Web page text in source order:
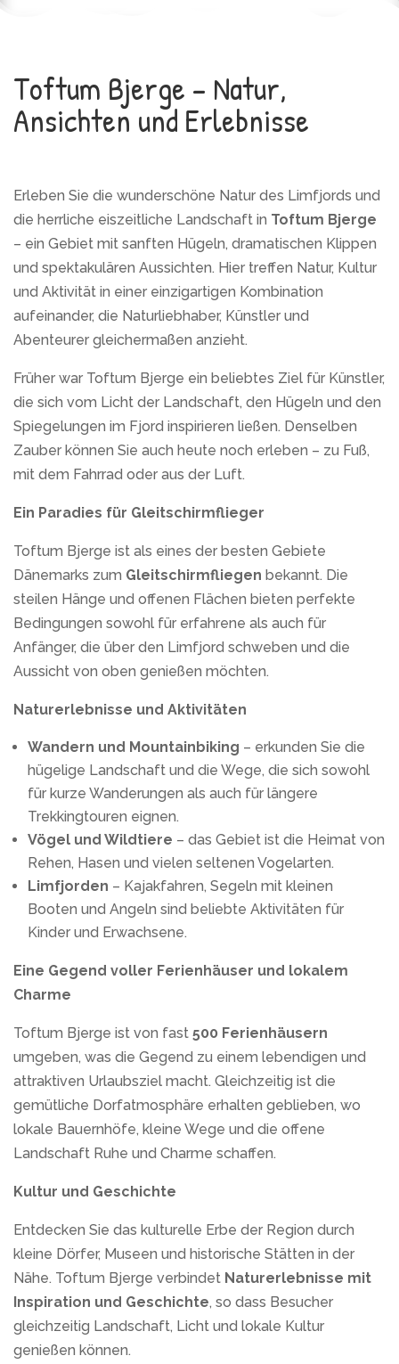
Toftum Bjerge – Natur,
Ansichten und Erlebnisse
Erleben Sie die wunderschöne Natur des Limfjords und
die herrliche eiszeitliche Landschaft in Toftum Bjerge
– ein Gebiet mit sanften Hügeln, dramatischen Klippen
und spektakulären Aussichten. Hier treffen Natur, Kultur
und Aktivität in einer einzigartigen Kombination
aufeinander, die Naturliebhaber, Künstler und
Abenteurer gleichermaßen anzieht.
Früher war Toftum Bjerge ein beliebtes Ziel für Künstler,
die sich vom Licht der Landschaft, den Hügeln und den
Spiegelungen im Fjord inspirieren ließen. Denselben
Zauber können Sie auch heute noch erleben – zu Fuß,
mit dem Fahrrad oder aus der Luft.
Ein Paradies für Gleitschirmflieger
Toftum Bjerge ist als eines der besten Gebiete
Dänemarks zum Gleitschirmfliegen bekannt. Die
steilen Hänge und offenen Flächen bieten perfekte
Bedingungen sowohl für erfahrene als auch für
Anfänger, die über den Limfjord schweben und die
Aussicht von oben genießen möchten.
Naturerlebnisse und Aktivitäten
Wandern und Mountainbiking – erkunden Sie die
hügelige Landschaft und die Wege, die sich sowohl
für kurze Wanderungen als auch für längere
Trekkingtouren eignen.
Vögel und Wildtiere – das Gebiet ist die Heimat von
Rehen, Hasen und vielen seltenen Vogelarten.
Limfjorden – Kajakfahren, Segeln mit kleinen
Booten und Angeln sind beliebte Aktivitäten für
Kinder und Erwachsene.
Eine Gegend voller Ferienhäuser und lokalem
Charme
Toftum Bjerge ist von fast 500 Ferienhäusern
umgeben, was die Gegend zu einem lebendigen und
attraktiven Urlaubsziel macht. Gleichzeitig ist die
gemütliche Dorfatmosphäre erhalten geblieben, wo
lokale Bauernhöfe, kleine Wege und die offene
Landschaft Ruhe und Charme schaffen.
Kultur und Geschichte
Entdecken Sie das kulturelle Erbe der Region durch
kleine Dörfer, Museen und historische Stätten in der
Nähe. Toftum Bjerge verbindet Naturerlebnisse mit
Inspiration und Geschichte, so dass Besucher
gleichzeitig Landschaft, Licht und lokale Kultur
genießen können.